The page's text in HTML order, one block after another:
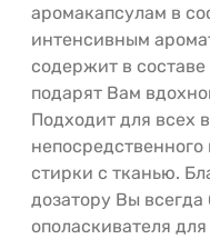
аромакапсулам в
интенсивным
содержит в
подарят Вам
Подходит для всех
непосредственного
стирки с тканью.
дозатору Вы всегда
ополаскивателя